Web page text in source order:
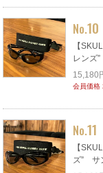
No.10
【
レンズ
15,180
会員価格
No.11
【
ズ” サ